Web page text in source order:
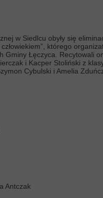
w Siedlcu obyły się
którego
Gminy Łęczyca. Recytowali
i Kacper Stoliński z
Cybulski i Amelia
Antczak